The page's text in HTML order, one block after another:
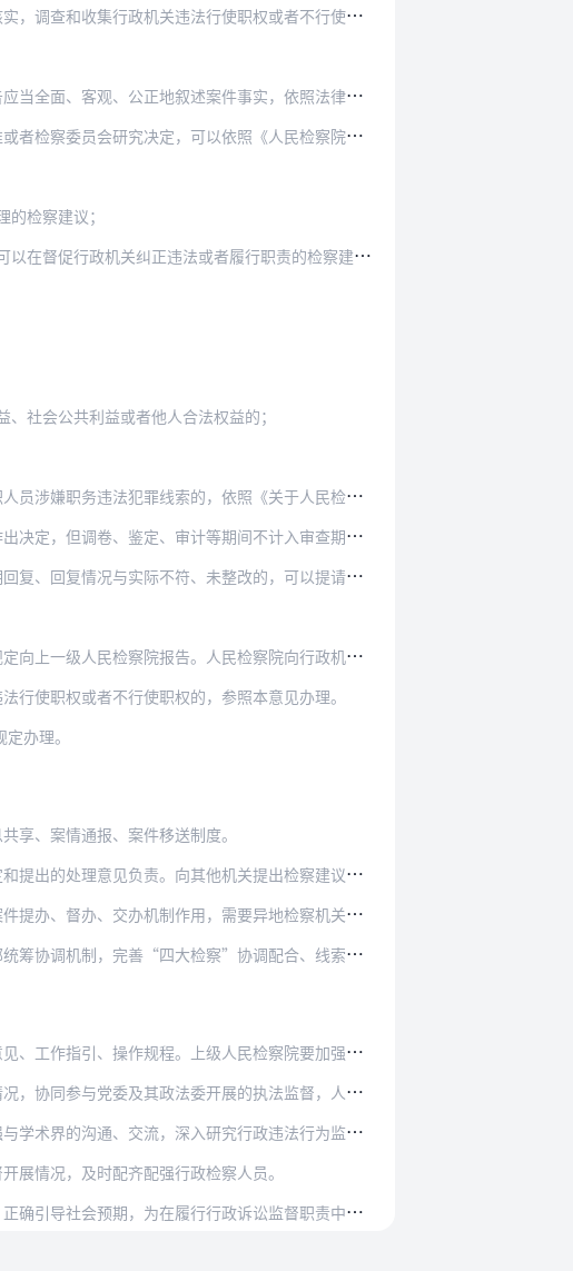
违法行使职权或者不行使职权的证据，必要时可以举行听证…
叙述案件事实，依照法律提出明确的处理意见。人民检察院…
，可以依照《人民检察院检察建议工作规定》制发检察建议…
检察建议；
政机关纠正违法或者履行职责的检察建议中一并提出。
社会公共利益或者他人合法权益的；
索的，依照《关于人民检察院向纪检监察机关移送问题线索…
审计等期间不计入审查期限。有特殊情况需要延长审查期限…
符、未整改的，可以提请上一级人民检察院跟进监督，或者…
告。人民检察院向行政机关发出的检察建议书，应当于五日…
行使职权或者不行使职权的，参照本意见办理。
办理。
享、案情通报、案件移送制度。
向其他机关提出检察建议、移送线索等办案事项，可以召开…
用，需要异地检察机关配合的，异地检察机关应当提供必…
大检察”协调配合、线索移送管理机制。建立健全人民检察…
上级人民检察院要加强督促检查，研究确定监督重点，加…
委开展的执法监督，人大常委会开展的执法检查，确保在…
入研究行政违法行为监督的理论基础、职权配置和运行规…
展情况，及时配齐配强行政检察人员。
行行政诉讼监督职责中的行政违法行为监督工作发展营造…